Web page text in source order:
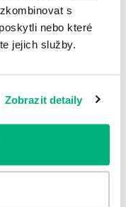
s
nebo které
jejich služby.
Zobrazit detaily